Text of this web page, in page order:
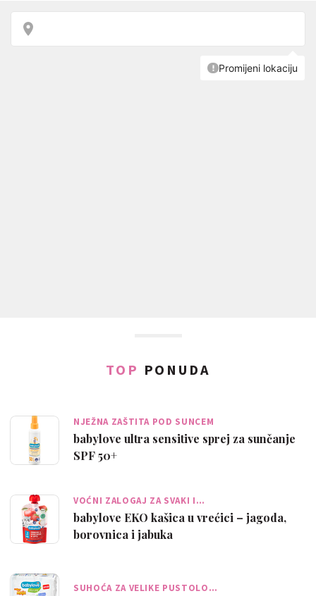
TOP PONUDA
NJEŽNA ZAŠTITA POD SUNCEM
babylove ultra sensitive sprej za sunčanje
SPF 50+
VOĆNI ZALOGAJ ZA SVAKI I…
babylove EKO kašica u vrećici – jagoda,
borovnica i jabuka
SUHOĆA ZA VELIKE PUSTOLO…